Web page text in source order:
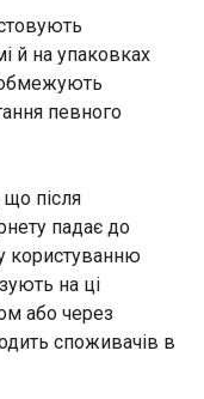
але без
та митниці
шатдаун,
днів. Тепер
Шахтар
перший
Його
є англійський
грі
матчу, це був
Першим
й на упаковках
обмежують
певного
що після
падає до
користуванню
на ці
або через
споживачів в